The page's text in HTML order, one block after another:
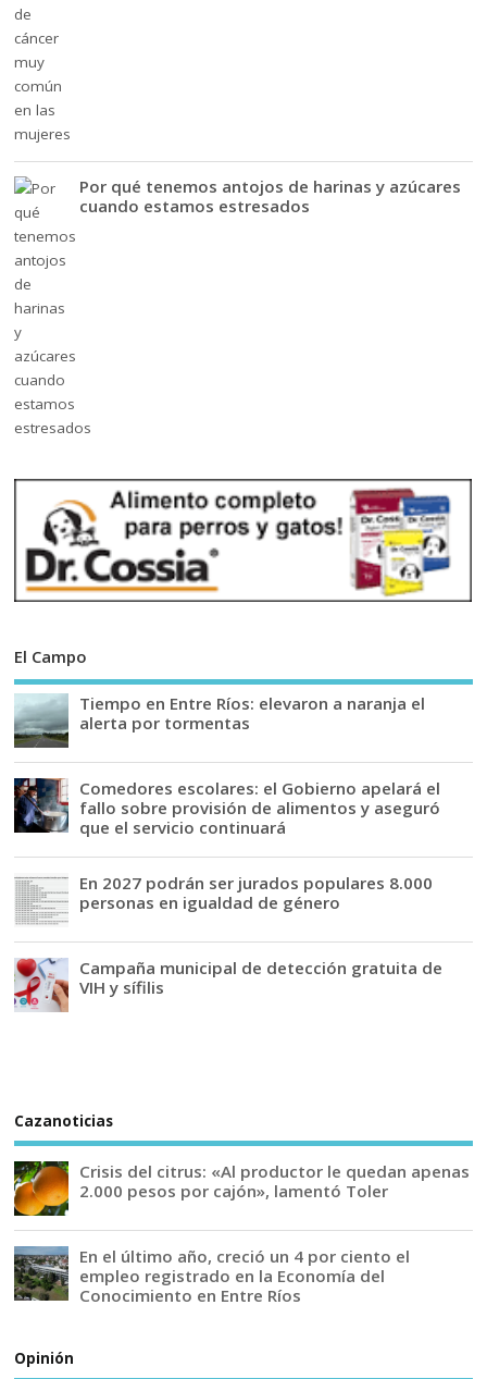
Por qué tenemos antojos de harinas y azúcares
cuando estamos estresados
El Campo
Tiempo en Entre Ríos: elevaron a naranja el
alerta por tormentas
Comedores escolares: el Gobierno apelará el
fallo sobre provisión de alimentos y aseguró
que el servicio continuará
En 2027 podrán ser jurados populares 8.000
personas en igualdad de género
Campaña municipal de detección gratuita de
VIH y sífilis
Cazanoticias
Crisis del citrus: «Al productor le quedan apenas
2.000 pesos por cajón», lamentó Toler
En el último año, creció un 4 por ciento el
empleo registrado en la Economía del
Conocimiento en Entre Ríos
Opinión